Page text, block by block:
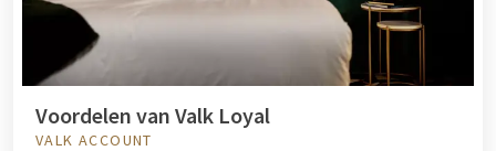
Voordelen van Valk Loyal
VALK ACCOUNT